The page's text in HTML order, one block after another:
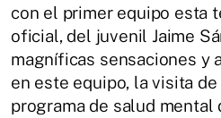
con el primer equipo esta
oficial, del juvenil Jaime
magníficas sensaciones y
en este equipo, la visita
programa de salud mental